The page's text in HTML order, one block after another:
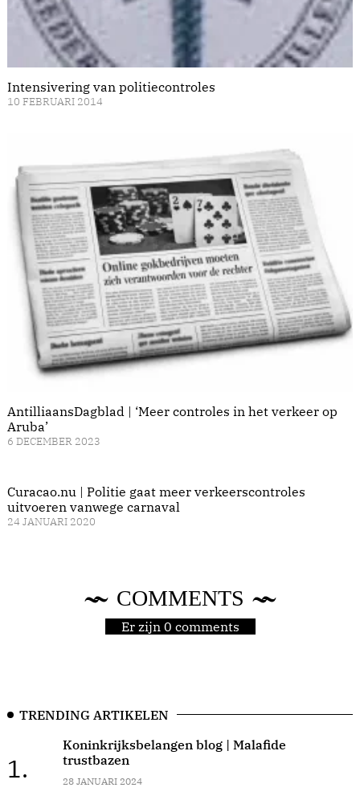
Intensivering van politiecontroles
10 FEBRUARI 2014
AntilliaansDagblad | ‘Meer controles in het verkeer op
Aruba’
6 DECEMBER 2023
Curacao.nu | Politie gaat meer verkeerscontroles
uitvoeren vanwege carnaval
24 JANUARI 2020
COMMENTS
Er zijn 0 comments
TRENDING ARTIKELEN
1.
Koninkrijksbelangen blog | Malafide
trustbazen
28 JANUARI 2024